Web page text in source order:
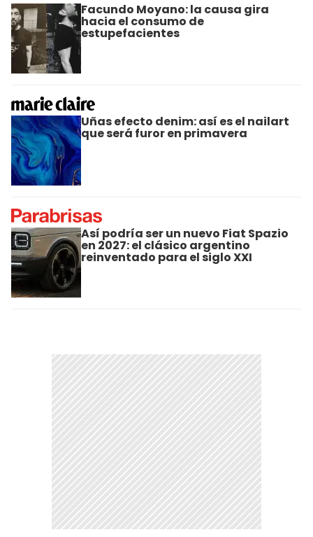
Facundo Moyano: la causa gira
hacia el consumo de
estupefacientes
Uñas efecto denim: así es el nailart
que será furor en primavera
Así podría ser un nuevo Fiat Spazio
en 2027: el clásico argentino
reinventado para el siglo XXI